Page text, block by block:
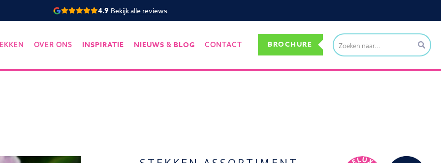
4.9 Bekijk alle reviews
OVER ONS INSPIRATIE NIEUWS & BLOG CONTACT BROCHURE